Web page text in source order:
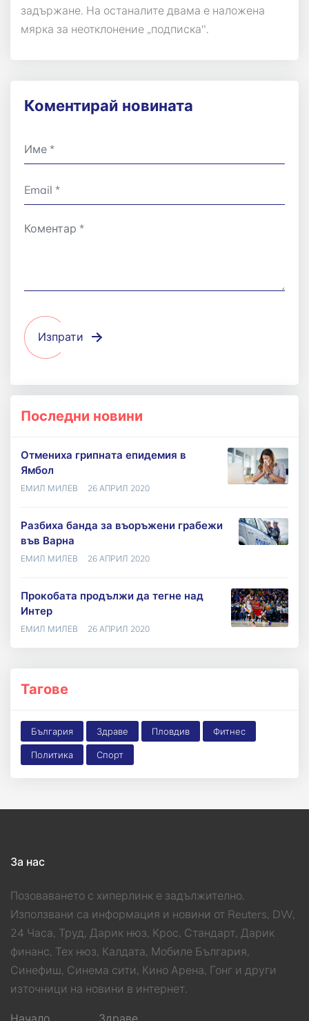
задържане. На останалите двама е наложена
мярка за неотклонение „подписка".
Коментирай новината
Изпрати
Последни новини
Отмениха грипната епидемия в
Ямбол
ЕМИЛ МИЛЕВ 26 АПРИЛ 2020
Разбиха банда за въоръжени грабежи
във Варна
ЕМИЛ МИЛЕВ 26 АПРИЛ 2020
Прокобата продължи да тегне над
Интер
ЕМИЛ МИЛЕВ 26 АПРИЛ 2020
Тагове
България Здраве Пловдив Фитнес
Политика Спорт
За нас
Позоваването с хиперлинк е задължително.
Използвани са информация и новини от Reuters, DW,
24 Часа, Труд, Дарик нюз, Крос, Стандарт, Дарик
финанс, Тех нюз, Калдата, Мобиле България,
Синефиш, Синема сити, Кино Арена, Гонг и други
източници на новини в интернет.